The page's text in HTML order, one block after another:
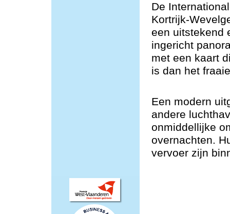
De
Kortrijk-
een uitstekend
ingericht
met een kaart
is dan het
Een modern
andere
onmiddellijke
overnachten.
vervoer zijn